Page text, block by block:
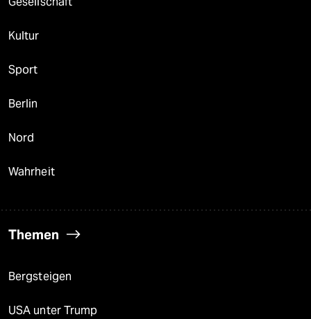
Kultur
Sport
Berlin
Nord
Wahrheit
Themen
Bergsteigen
USA unter Trump